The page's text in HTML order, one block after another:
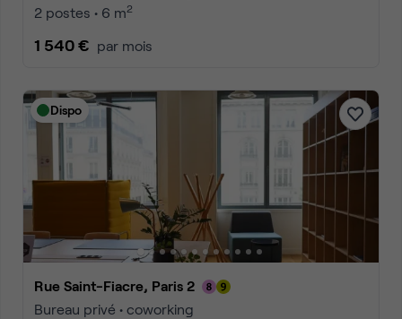
2 postes • 6 m2
1 540 € par mois
Dispo
Rue Saint-Fiacre, Paris 2
Bureau privé • coworking